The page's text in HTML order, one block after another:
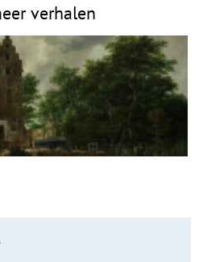
verhalen